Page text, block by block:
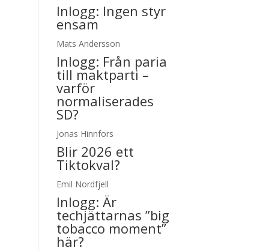
Inlogg: Ingen styr
ensam
Mats Andersson
Inlogg: Från paria
till maktparti –
varför
normaliserades
SD?
Jonas Hinnfors
Blir 2026 ett
Tiktokval?
Emil Nordfjell
Inlogg:Är
techjättarnas ”big
tobacco moment”
här?